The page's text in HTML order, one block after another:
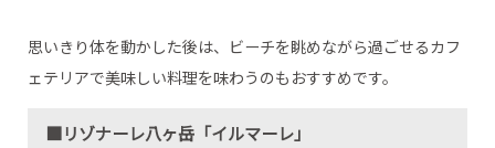
思いきり体を動かした後は、ビーチを眺めながら過ごせるカフ
ェテリアで美味しい料理を味わうのもおすすめです。
■リゾナーレ八ヶ岳「イルマーレ」